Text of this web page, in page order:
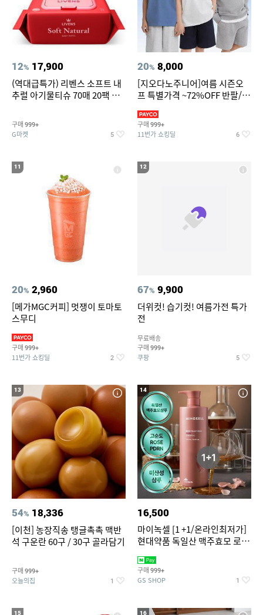
12% 17,900
(역대급특가) 리벤스 소프트 내
추럴 아기물티슈 70매 20팩 캡
구매 999+
G마켓 5
20% 8,000
[지오다노주니어]여름 시즌오
프 특별가격 ~72%OFF 반팔/반
구매 999+
11번가 쇼킹딜 6
11
20% 2,960
[메가MGC커피] 멋쟁이 토마토
스무디
구매 999+
11번가 쇼킹딜 2
12
67% 9,900
더위컷! 습기컷! 여름가전 특가
전
무료배송
구매 999+
쿠팡 5
13
54% 18,336
[이천] 농장직송 탱글촉촉 맥반
석 구운란 60구 / 30구 골라담기
구매 999+
오늘의집 1
14
16,500
마이녹셀 [1 +1/온라인최저가]
현대약품 독일산 맥주효모 로즈
1000ml (정가 100,000원)
구매 999+
GS SHOP 1
15 16